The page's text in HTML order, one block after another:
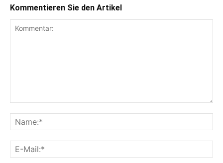
Kommentieren Sie den Artikel